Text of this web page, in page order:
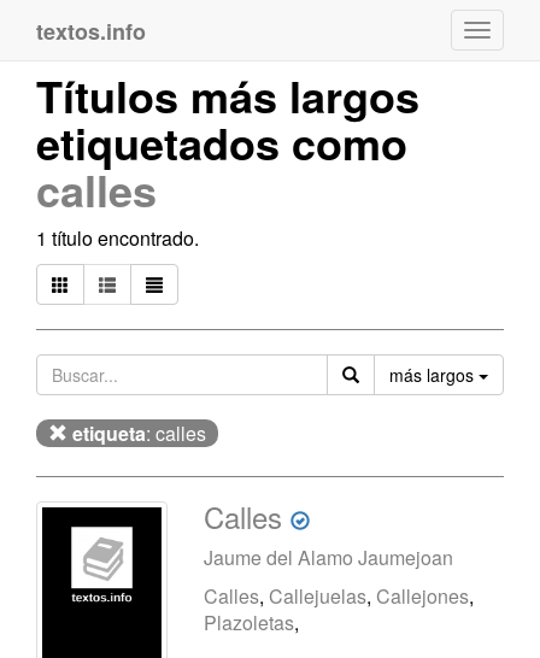
textos.info
Títulos más largos
etiquetados como
calles
1 título encontrado.
más largos
etiqueta: calles
Calles
Jaume del Alamo Jaumejoan
Calles, Callejuelas, Callejones,
Plazoletas,